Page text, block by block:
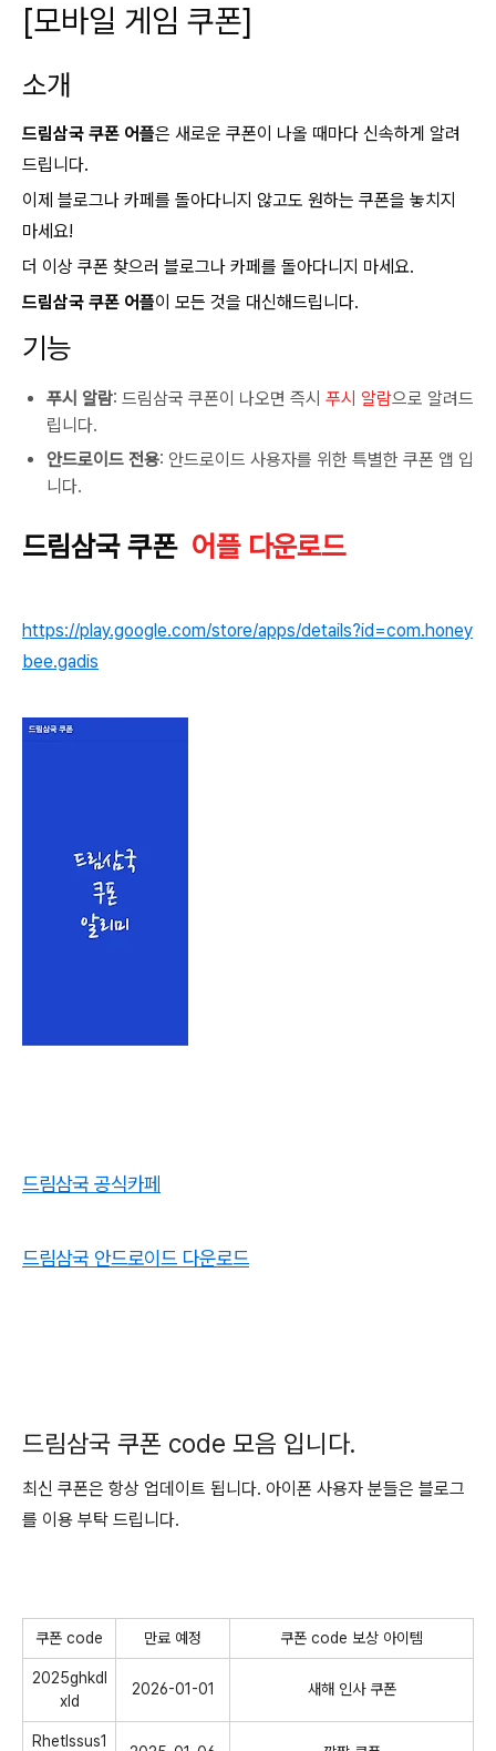
[모바일 게임 쿠폰]
소개
드림삼국 쿠폰 어플은 새로운 쿠폰이 나올 때마다 신속하게 알려
드립니다.
이제 블로그나 카페를 돌아다니지 않고도 원하는 쿠폰을 놓치지
마세요!
더 이상 쿠폰 찾으러 블로그나 카페를 돌아다니지 마세요.
드림삼국 쿠폰 어플이 모든 것을 대신해드립니다.
기능
푸시 알람: 드림삼국 쿠폰이 나오면 즉시 푸시 알람으로 알려드
립니다.
안드로이드 전용: 안드로이드 사용자를 위한 특별한 쿠폰 앱 입
니다.
드림삼국 쿠폰 어플 다운로드
https://play.google.com/store/apps/details?id=com.honey
bee.gadis
드림삼국 공식카페
드림삼국 안드로이드 다운로드
드림삼국 쿠폰 code 모음 입니다.
최신 쿠폰은 항상 업데이트 됩니다. 아이폰 사용자 분들은 블로그
를 이용 부탁 드립니다.
쿠폰 code 만료 예정 쿠폰 code 보상 아이템
2025ghkdl
xld
2026-01-01 새해 인사 쿠폰
Rhetlssus1